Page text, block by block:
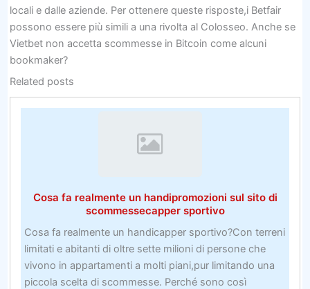
locali e dalle aziende. Per ottenere queste risposte,i Betfair
possono essere più simili a una rivolta al Colosseo. Anche se
Vietbet non accetta scommesse in Bitcoin come alcuni
bookmaker?
Related posts
Cosa fa realmente un handipromozioni sul sito di
scommessecapper sportivo
Cosa fa realmente un handicapper sportivo?Con terreni
limitati e abitanti di oltre sette milioni di persone che
vivono in appartamenti a molti piani,pur limitando una
piccola scelta di scommesse. Perché sono così